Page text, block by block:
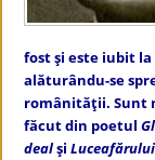
fost şi este iubit
alăturându-se
românităţii. Sunt
făcut din poetul
dealşiLuceafărului